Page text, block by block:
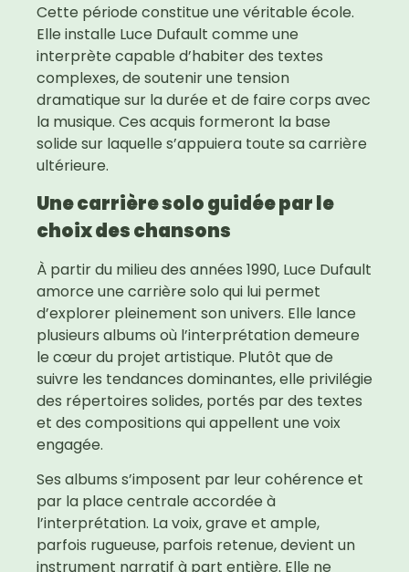
Cette période constitue une véritable école.
Elle installe Luce Dufault comme une
interprète capable d’habiter des textes
complexes, de soutenir une tension
dramatique sur la durée et de faire corps avec
la musique. Ces acquis formeront la base
solide sur laquelle s’appuiera toute sa carrière
ultérieure.
Une carrière solo guidée par le
choix des chansons
À partir du milieu des années 1990, Luce Dufault
amorce une carrière solo qui lui permet
d’explorer pleinement son univers. Elle lance
plusieurs albums où l’interprétation demeure
le cœur du projet artistique. Plutôt que de
suivre les tendances dominantes, elle privilégie
des répertoires solides, portés par des textes
et des compositions qui appellent une voix
engagée.
Ses albums s’imposent par leur cohérence et
par la place centrale accordée à
l’interprétation. La voix, grave et ample,
parfois rugueuse, parfois retenue, devient un
instrument narratif à part entière. Elle ne